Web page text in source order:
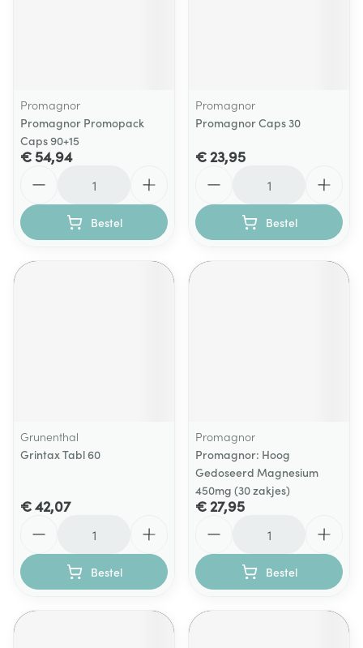
Promagnor
Promagnor Promopack
Caps 90+15
€ 54,94
Bestel
Promagnor
Promagnor Caps 30
€ 23,95
Bestel
Grunenthal
Grintax Tabl 60
€ 42,07
Bestel
Promagnor
Promagnor: Hoog
Gedoseerd Magnesium
450mg (30 zakjes)
€ 27,95
Bestel